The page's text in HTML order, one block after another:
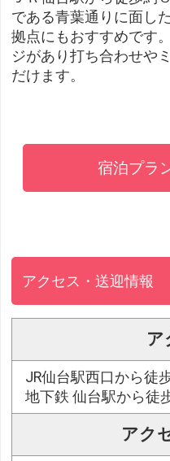
である青葉通りに面し
拠点にもおすすめです
ジがあり打ち合わせや
だけます。
宿泊プラ
アクセス・送迎情報
ア
JR仙台駅西口から徒
地下鉄 仙台駅から徒
アク